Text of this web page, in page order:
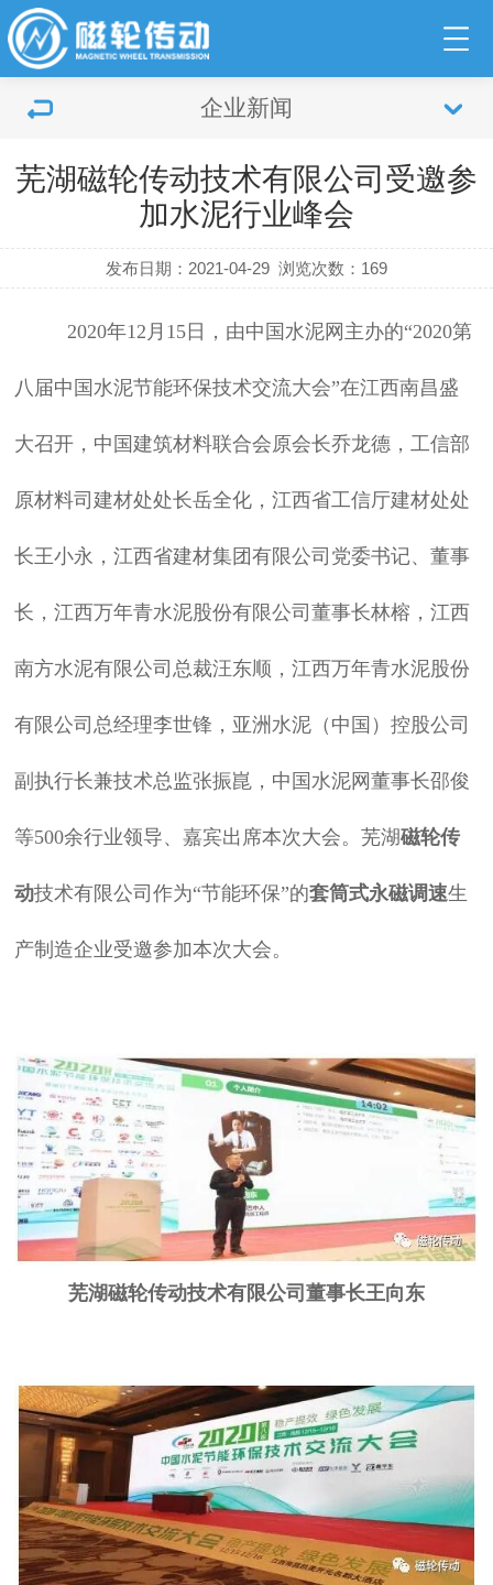
企业新闻
芜湖磁轮传动技术有限公司受邀参
加水泥行业峰会
发布日期：2021-04-29 浏览次数： 169
2020年12月15日，由中国水泥网主办的“2020第
八届中国水泥节能环保技术交流大会”在江西南昌盛
大召开，中国建筑材料联合会原会长乔龙德，工信部
原材料司建材处处长岳全化，江西省工信厅建材处处
长王小永，江西省建材集团有限公司党委书记、董事
长，江西万年青水泥股份有限公司董事长林榕，江西
南方水泥有限公司总裁汪东顺，江西万年青水泥股份
有限公司总经理李世锋，亚洲水泥（中国）控股公司
副执行长兼技术总监张振崑，中国水泥网董事长邵俊
等500余行业领导、嘉宾出席本次大会。芜湖磁轮传
动技术有限公司作为“节能环保”的套筒式永磁调速生
产制造企业受邀参加本次大会。
芜湖磁轮传动技术有限公司董事长王向东